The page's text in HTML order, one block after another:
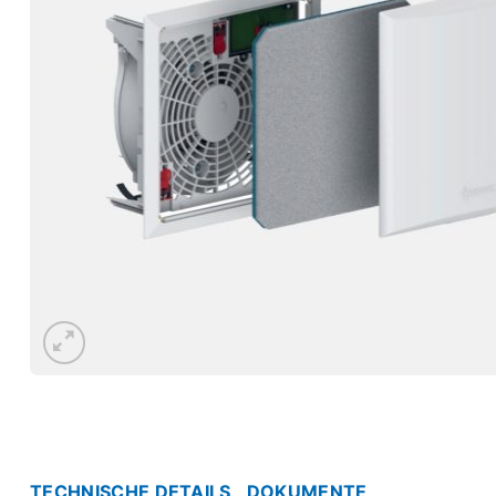
TECHNISCHE DETAILS DOKUMENTE